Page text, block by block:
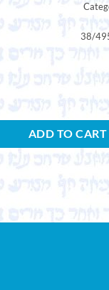
38/
der Vernunft aus
ADD TO CART